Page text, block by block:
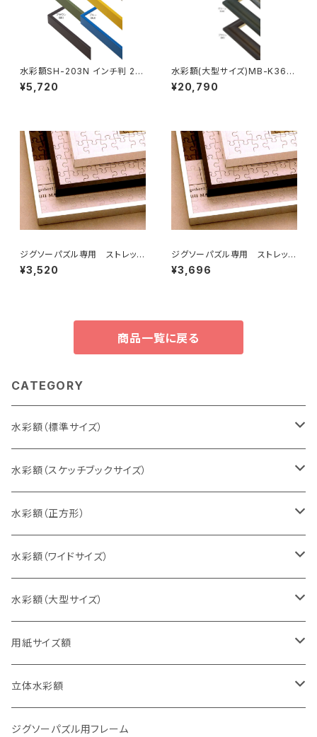
水彩額SH-203N インチ判 20
3×254ミリ
¥5,720
水彩額(大型サイズ)MB-K36M
大判 660×850ミリ
¥20,790
ジグソーパズル専用 ストレッチ
ライン 510×735ミリ （10T)
¥3,520
ジグソーパズル専用 ストレッチ
ライン 615×615ミリ （12ボ)
¥3,696
商品一覧に戻る
CATEGORY
水彩額（標準サイズ）
インチ判（203×254ミリ）
八切判（242×303ミリ）
太子判（288×379ミリ）
四切判（348×424ミリ）
大衣判（394×509ミリ）
半切判（424×545ミリ）
三三判（455×606ミリ）
水彩額（スケッチブックサイズ）
スケッチ4Ｆ（352×443ミリ）
スケッチ6Ｆ（458×550ミリ）
スケッチ8Ｆ（520×595ミリ）
スケッチ10Ｆ（595×670ミリ）
水彩額（正方形）
10cm正方形（100×100ミリ）
15cm正方形（150×150ミリ）
20cm正方形（200×200ミリ）
25cm正方形（250×250ミリ）
30cm正方形（300×300ミリ）
水彩額（ワイドサイズ）
15×30cm
20×40cm
25×50cm
30×60cm
水彩額（大型サイズ）
大判（660×850ミリ）
MO判（693×893ミリ）
特全判（780×1050ミリ）
用紙サイズ額
B5判（182×257ミリ）
A4判（210×297ミリ）
立体水彩額
インチ判（203×254ミリ）
ジグソーパズル用フレーム